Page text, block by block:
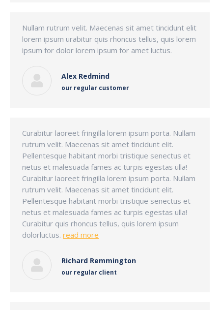
Nullam rutrum velit. Maecenas sit amet tincidunt elit
lorem ipsum urabitur quis rhoncus tellus, quis lorem
ipsum for dolor lorem ipsum for amet luctus.
Alex Redmind
our regular customer
Curabitur laoreet fringilla lorem ipsum porta. Nullam
rutrum velit. Maecenas sit amet tincidunt elit.
Pellentesque habitant morbi tristique senectus et
netus et malesuada fames ac turpis egestas ulla!
Curabitur laoreet fringilla lorem ipsum porta. Nullam
rutrum velit. Maecenas sit amet tincidunt elit.
Pellentesque habitant morbi tristique senectus et
netus et malesuada fames ac turpis egestas ulla!
Curabitur quis rhoncus tellus, quis lorem ipsum
dolorluctus. read more
Richard Remmington
our regular client